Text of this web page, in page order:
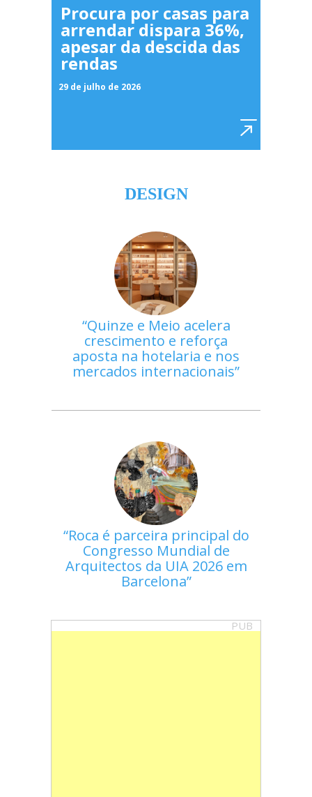
Procura por casas para
arrendar dispara 36%,
apesar da descida das
rendas
29 de julho de 2026
DESIGN
Quinze e Meio acelera
crescimento e reforça
aposta na hotelaria e nos
mercados internacionais
Roca é parceira principal do
Congresso Mundial de
Arquitectos da UIA 2026 em
Barcelona
PUB